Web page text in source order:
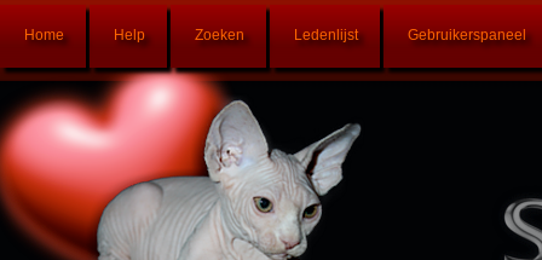
Home Help Zoeken Ledenlijst Gebruikerspaneel